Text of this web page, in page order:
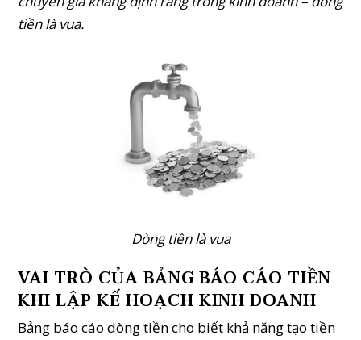
tiền là vua.
Dòng tiền là vua
VAI TRÒ CỦA BẢNG BÁO CÁO TIỀN
KHI LẬP KẾ HOẠCH KINH DOANH
Bảng báo cáo dòng tiền cho biết khả năng tạo tiền